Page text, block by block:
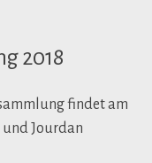
2018
findet am
und Jourdan